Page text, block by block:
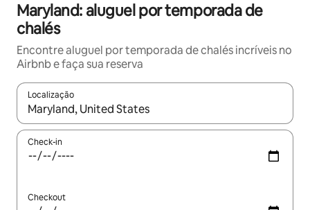
Maryland: aluguel por temporada de
chalés
Encontre aluguel por temporada de chalés incríveis no
Airbnb e faça sua reserva
Localização
Quando os resultados estiverem disponíveis, explore-os
Check-in
Checkout